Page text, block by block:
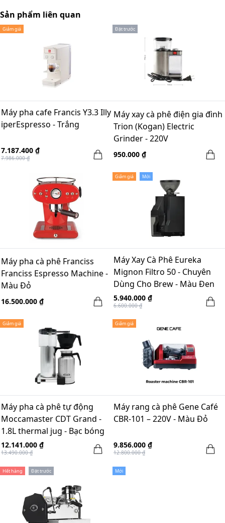
Sản phẩm liên quan
Giảm giá
Máy pha cafe Francis Y3.3 Illy
iperEspresso - Trắng
7.187.400 ₫
7.986.000 ₫
Đặt trước
Máy xay cà phê điện gia đình
Trion (Kogan) Electric
Grinder - 220V
950.000 ₫
Máy pha cà phê Franciss
Franciss Espresso Machine -
Màu Đỏ
16.500.000 ₫
Giảm giá Mới
Máy Xay Cà Phê Eureka
Mignon Filtro 50 - Chuyên
Dùng Cho Brew - Màu Đen
Nhám
5.940.000 ₫
6.600.000 ₫
Giảm giá
Máy pha cà phê tự động
Moccamaster CDT Grand -
1.8L thermal jug - Bạc bóng
12.141.000 ₫
13.490.000 ₫
Giảm giá
Máy rang cà phê Gene Café
CBR-101 – 220V - Màu Đỏ
9.856.000 ₫
12.800.000 ₫
Hết hàng Đặt trước Mới